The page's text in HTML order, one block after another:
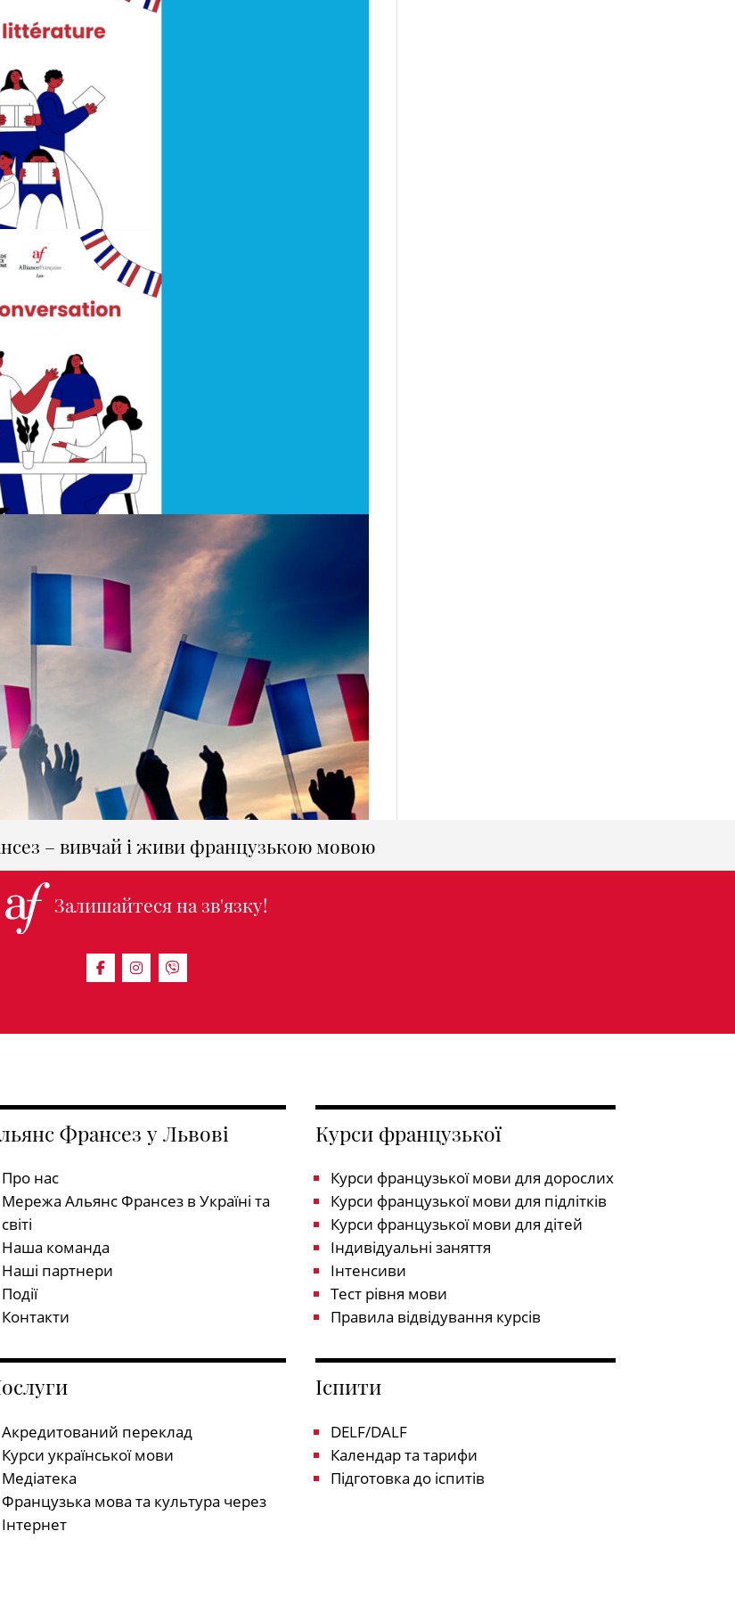
французькою мовою в Парижі, Брюсселі,
дискусіям на різні теми ви покращите свій
мови. Розмова про повсякденне життя,...
– вивчай і живи французькою мовою
Залишайтеся на зв'язку!
Франсез у Львові
Про нас
Мережа Альянс Франсез в Україні та
світі
Наша команда
Наші партнери
Події
Контакти
Акредитований переклад
Курси української мови
Медіатека
Французька мова та культура через
Інтернет
Курси французької
Курси французької мови для дорослих
Курси французької мови для підлітків
Курси французької мови для дітей
Індивідуальні заняття
Інтенсиви
Тест рівня мови
Правила відвідування курсів
Іспити
DELF/DALF
Календар та тарифи
Підготовка до іспитів